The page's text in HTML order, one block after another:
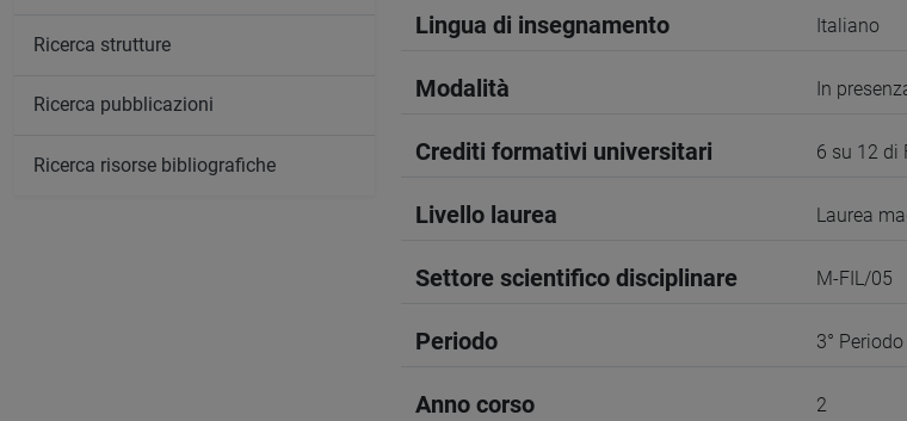
Lingua di insegnamento Italiano
Modalità In
Crediti formativi universitari 6 su 12 di
Livello laurea Laurea
Settore scientifico disciplinare M-FIL/05
Periodo 3° Periodo
Anno corso 2
Ricerca strutture
Ricerca pubblicazioni
Ricerca risorse bibliografiche